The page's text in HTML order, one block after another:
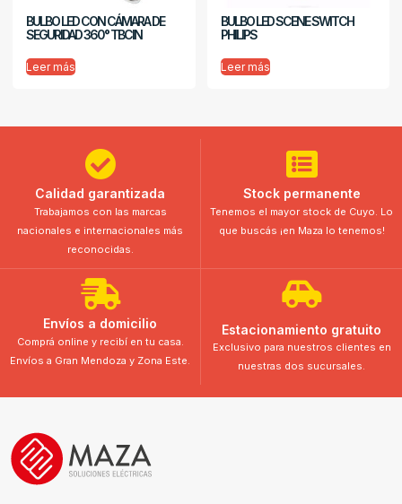
BULBO LED CON CÁMARA DE
SEGURIDAD 360° TBCIN
Leer más
BULBO LED SCENE SWITCH
PHILIPS
Leer más
Calidad garantizada
Trabajamos con las marcas
nacionales e internacionales más
reconocidas.
Stock permanente
Tenemos el mayor stock de Cuyo. Lo
que buscás ¡en Maza lo tenemos!
Envíos a domicilio
Comprá online y recibí en tu casa.
Envíos a Gran Mendoza y Zona Este.
Estacionamiento gratuito
Exclusivo para nuestros clientes en
nuestras dos sucursales.